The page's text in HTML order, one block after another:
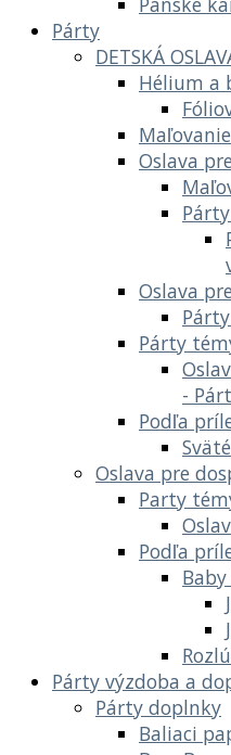
Párty
DETSKÁ
Hélium a
Oslava
Oslava
Párty
-
Podľa
Oslava pre
Party
Podľa
Párty výzdoba a
Párty doplnky
Baliaci